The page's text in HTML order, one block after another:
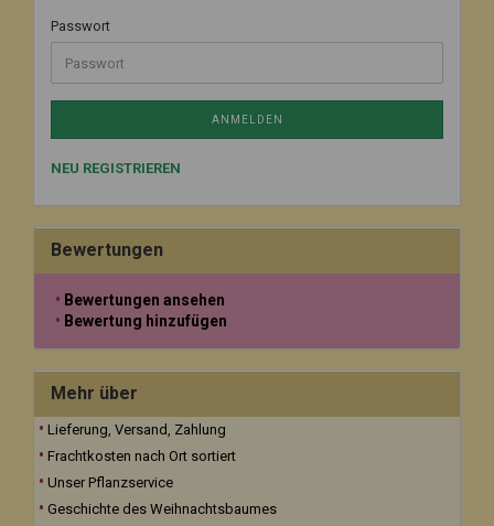
Passwort
ANMELDEN
NEU REGISTRIEREN
Bewertungen
Bewertungen ansehen
Bewertung hinzufügen
Mehr über
Lieferung, Versand, Zahlung
Frachtkosten nach Ort sortiert
Unser Pflanzservice
Geschichte des Weihnachtsbaumes